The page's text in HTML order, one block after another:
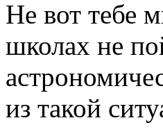
Не вот тебе
школах не
из такой